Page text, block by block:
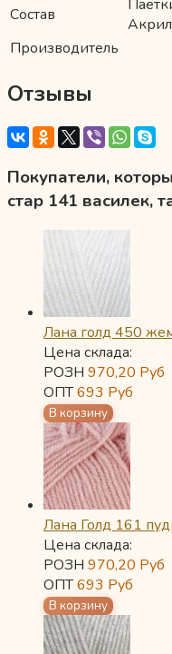
Состав
Производитель
Отзывы
Покупатели,
стар 141 василек,
Лана голд 450
Цена склада:
РОЗН 970,20 Руб
ОПТ693 Руб
Лана Голд 161
Цена склада:
РОЗН 970,20 Руб
ОПТ693 Руб